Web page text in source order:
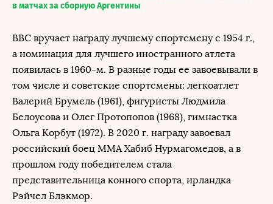
в матчах за сборную Аргентины
BBC вручает награду лучшему спортсмену с 1954 г.,
а номинация для лучшего иностранного атлета
появилась в 1960-м. В разные годы ее завоевывали в
том числе и советские спортсмены: легкоатлет
Валерий Брумель (1961), фигуристы Людмила
Белоусова и Олег Протопопов (1968), гимнастка
Ольга Корбут (1972). В 2020 г. награду завоевал
российский боец ММА Хабиб Нурмагомедов, а в
прошлом году победителем стала
представительница конного спорта, ирландка
Рэйчел Блэкмор.